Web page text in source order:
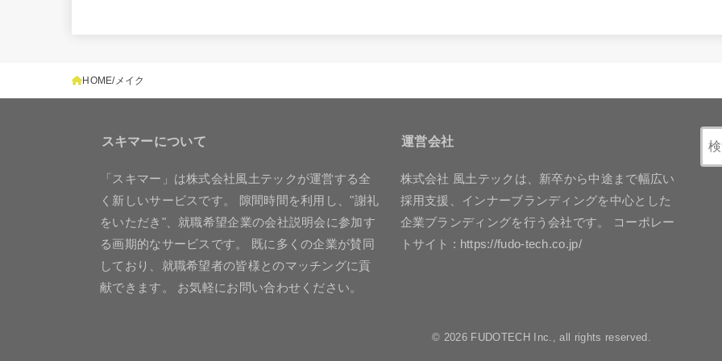
HOME メイク
スキマーについて
「スキマー」は株式会社風土テックが運営する全
く新しいサービスです。 隙間時間を利用し、"謝礼
をいただき"、就職希望企業の会社説明会に参加す
る画期的なサービスです。 既に多くの企業が賛同
しており、就職希望者の皆様とのマッチングに貢
献できます。 お気軽にお問い合わせください。
運営会社
株式会社 風土テックは、新卒から中途まで幅広い
採用支援、インナーブランディングを中心とした
企業ブランディングを行う会社です。 コーポレー
トサイト : https://fudo-tech.co.jp/
© 2026 FUDOTECH Inc., all rights reserved.